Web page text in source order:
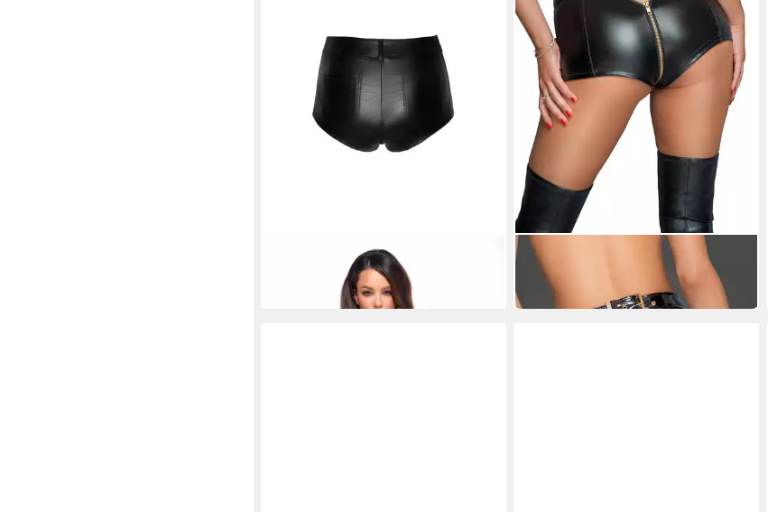
NOIR HANDMADE
Shorts Damen-Shorts in schwarz - M
NOIR HANDMADE
Shorts Damen-Shorts in schwarz - M
72,99 €